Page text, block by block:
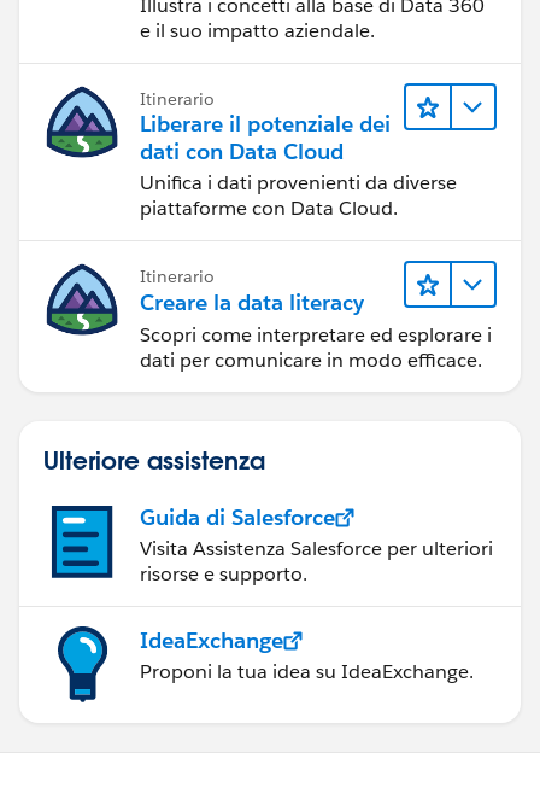
Illustra i concetti alla base di Data 360
e il suo impatto aziendale.
Itinerario
Liberare il potenziale dei
dati con Data Cloud
Unifica i dati provenienti da diverse
piattaforme con Data Cloud.
Itinerario
Creare la data literacy
Scopri come interpretare ed esplorare i
dati per comunicare in modo efficace.
Ulteriore assistenza
Guida di Salesforce
Visita Assistenza Salesforce per ulteriori
risorse e supporto.
IdeaExchange
Proponi la tua idea su IdeaExchange.